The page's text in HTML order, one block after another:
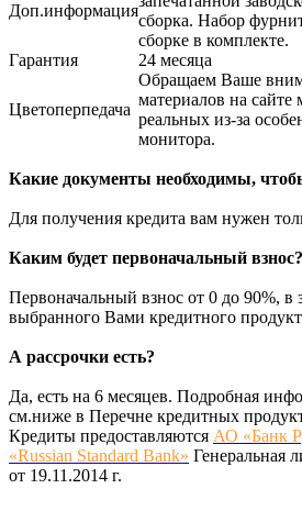
Доп.информация
сборка. Набор
сборке в комплекте.
Гарантия
24 месяца
Цветоперпедача
Обращаем Ваше
материалов на сайте
реальных из-за
монитора.
Какие документы необходимы,
Для получения кредита вам нужен
Каким будет первоначальный взнос?
Первоначальный взнос от 0 до 90%, в
выбранного Вами кредитного
А рассрочки есть?
Да, есть на 6 месяцев. Подробная
см.ниже в Перечне кредитных
Кредиты предоставляются АО «Банк
«Russian Standard Bank» Генеральная
от 19.11.2014 г.